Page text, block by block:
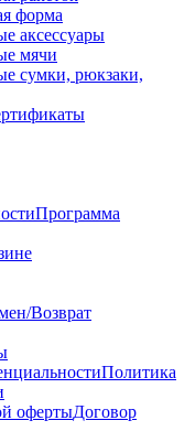
форма
аксессуары
мячи
сумки, рюкзаки,
Программа
Возврат
Политика
Договор